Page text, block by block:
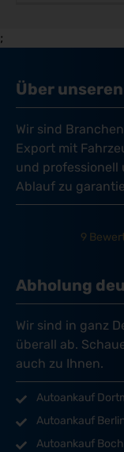
;
Über
Wir sind
Export mit
und professionell
Ablauf zu
9
Abholung
Wir sind in ganz
überall ab.
auch zu Ihnen.
Autoankauf
Autoankauf
Autoankauf